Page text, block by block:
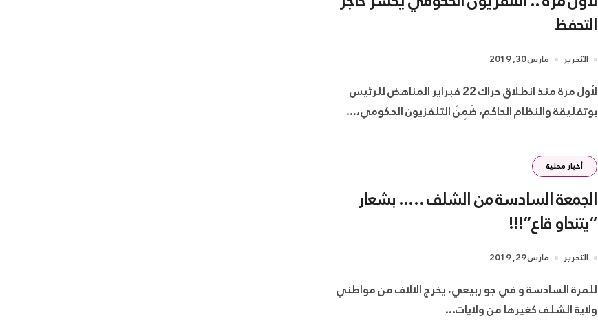
التحفظ
التحرير مارس 30, 2019
لأول مرة منذ انطلاق حراك 22 فبراير المناهض للرئيس
بوتفليقة والنظام الحاكم، ضَمِنَ التلفزيون الحكومي،...
أخبار محلية
الجمعة السادسة من الشلف ….. بشعار
“يتنحاو قاع”!!!
التحرير مارس 29, 2019
للمرة السادسة و في جو ربيعي، يخرج الالاف من مواطني
ولاية الشلف كغيرها من ولايات...